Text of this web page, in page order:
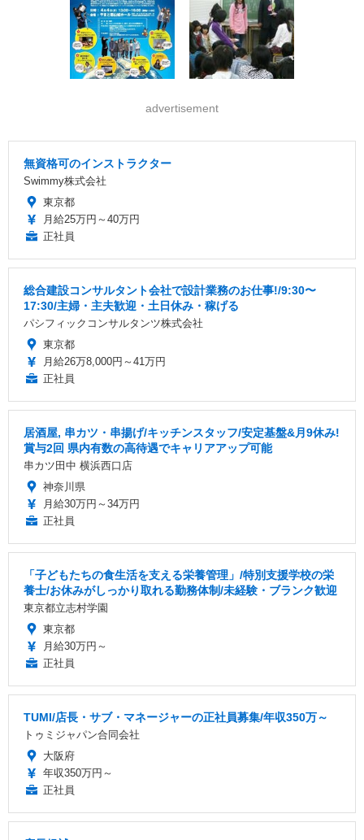
advertisement
無資格可のインストラクター
Swimmy株式会社
東京都
月給25万円～40万円
正社員
総合建設コンサルタント会社で設計業務のお仕事!/9:30〜
17:30/主婦・主夫歓迎・土日休み・稼げる
パシフィックコンサルタンツ株式会社
東京都
月給26万8,000円～41万円
正社員
居酒屋, 串カツ・串揚げ/キッチンスタッフ/安定基盤&月9休み!
賞与2回 県内有数の高待遇でキャリアアップ可能
串カツ田中 横浜西口店
神奈川県
月給30万円～34万円
正社員
「子どもたちの食生活を支える栄養管理」/特別支援学校の栄
養士/お休みがしっかり取れる勤務体制/未経験・ブランク歓迎
東京都立志村学園
東京都
月給30万円～
正社員
TUMI/店長・サブ・マネージャーの正社員募集/年収350万～
トゥミジャパン合同会社
大阪府
年収350万円～
正社員